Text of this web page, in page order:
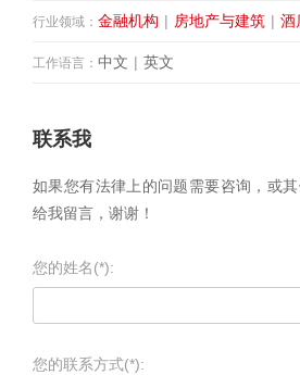
行业领域： 金融机构 | 房地产与建筑 | 酒
工作语言： 中文 | 英文
联系我
如果您有法律上的问题需要咨询，或
给我留言，谢谢！
您的姓名(*):
您的联系方式(*):